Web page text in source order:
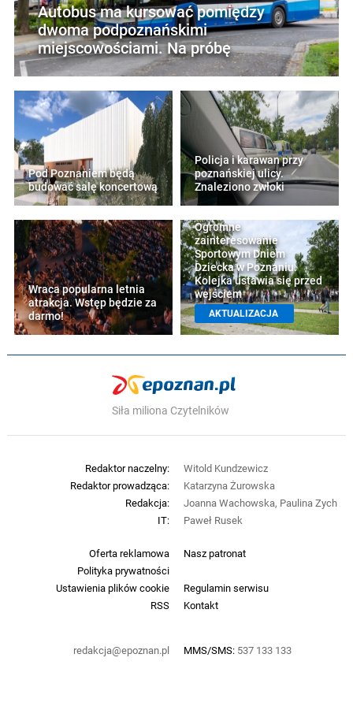
Autobus ma kursować pomiędzy
dwoma podpoznańskimi
miejscowościami. Na próbę
Pod Poznaniem będą
budować salę koncertową
Policja i karawan przy
poznańskiej ulicy.
Znaleziono zwłoki
Wraca popularna letnia
atrakcja. Wstęp będzie za
darmo!
Ogromne
zainteresowanie
Sportowym Dniem
Dziecka w Poznaniu.
Kolejka ustawia się przed
wejściem
AKTUALIZACJA
Siła miliona Czytelników
Oferta reklamowa
Nasz patronat
Polityka prywatności
Ustawienia plików cookie
Regulamin serwisu
RSS
Kontakt
redakcja@epoznan.pl MMS/SMS: 537 133 133
Redaktor naczelny:
Witold Kundzewicz
Redaktor prowadząca:
Katarzyna Żurowska
Redakcja:
Joanna Wachowska, Paulina Zych
IT:
Paweł Rusek